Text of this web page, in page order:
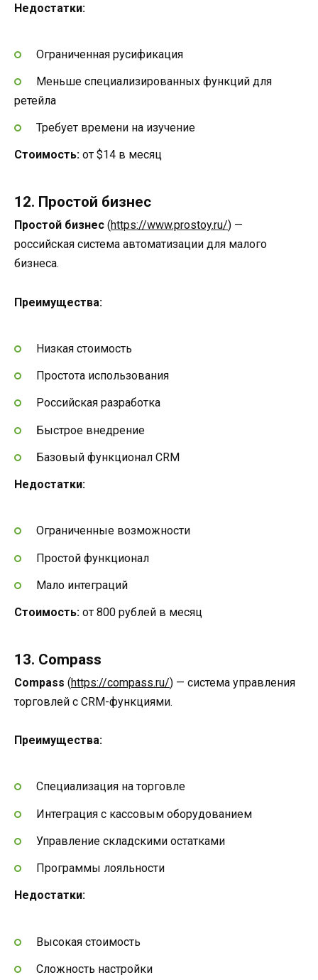
Недостатки:
Ограниченная русификация
Меньше специализированных функций для
ретейла
Требует времени на изучение
Стоимость: от $14 в месяц
12. Простой бизнес
Простой бизнес (https://www.prostoy.ru/) —
российская система автоматизации для малого
бизнеса.
Преимущества:
Низкая стоимость
Простота использования
Российская разработка
Быстрое внедрение
Базовый функционал CRM
Недостатки:
Ограниченные возможности
Простой функционал
Мало интеграций
Стоимость: от 800 рублей в месяц
13. Compass
Compass (https://compass.ru/) — система управления
торговлей с CRM-функциями.
Преимущества:
Специализация на торговле
Интеграция с кассовым оборудованием
Управление складскими остатками
Программы лояльности
Недостатки:
Высокая стоимость
Сложность настройки